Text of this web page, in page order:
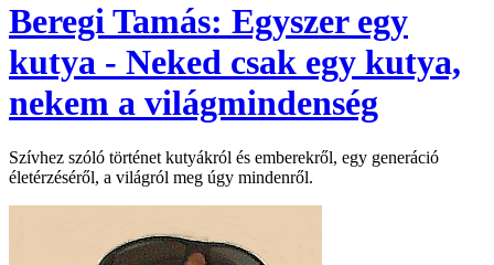
Beregi Tamás: Egyszer egy
kutya - Neked csak egy kutya,
nekem a világmindenség
Szívhez szóló történet kutyákról és emberekről, egy generáció
életérzéséről, a világról meg úgy mindenről.